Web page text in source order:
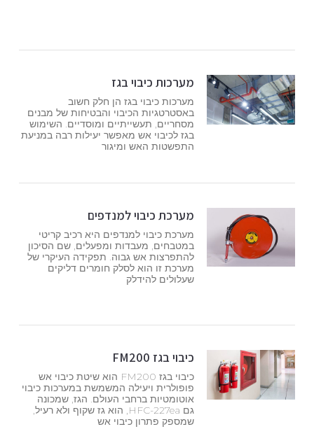
מערכות כיבוי בגז
מערכות כיבוי בגז הן חלק חשוב
באסטרטגיות הכיבוי והבטיחות של מבנים
מסחריים, תעשייתיים ומוסדיים. השימוש
בגז לכיבוי אש מאפשר יעילות רבה במניעת
התפשטות האש ומיגור
מערכת כיבוי למנדפים
מערכת כיבוי למנדפים היא רכיב קריטי
במטבחים, מעבדות ומפעלים, שם הסיכון
להתפרצות אש גבוה. תפקידה העיקרי של
מערכת זו הוא לסלק חומרים דליקים
שעלולים להידלק
כיבוי בגז FM200
כיבוי בגז FM200 הוא שיטת כיבוי אש
פופולרית ויעילה המשמשת במערכות כיבוי
אוטומטיות ברחבי העולם. הגז, שמכונה
גם HFC-227ea, הוא גז שקוף ולא רעיל,
שמספק פתרון כיבוי אש